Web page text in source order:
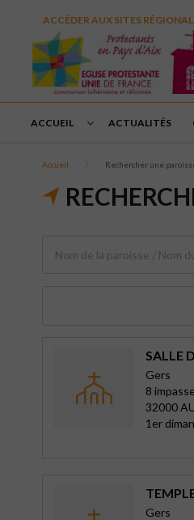
ACCÉDER AUX SITES
ACCUEIL ACTUALITÉS
Accueil Rechercher une
SALLE
Gers
8
32000
1er
Gers